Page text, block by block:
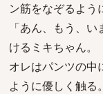
ン筋をなぞるよう
「あん、もう、
けるミキちゃん。
オレはパンツの中
ように優しく触る。